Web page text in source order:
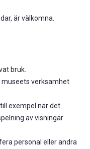
är välkomna.
bruk.
museets verksamhet
exempel när det
av visningar
personal eller andra